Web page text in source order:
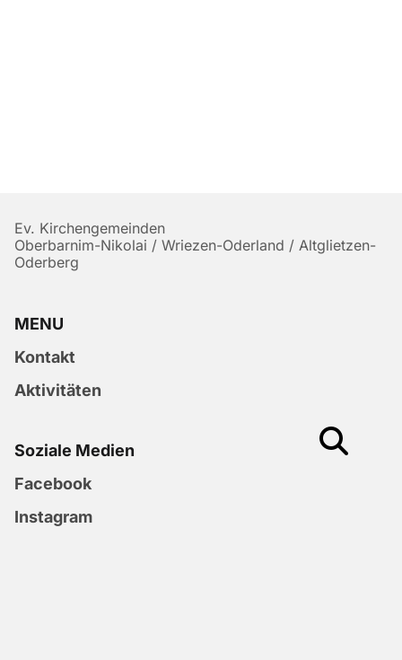
Ev. Kirchengemeinden
Oberbarnim-Nikolai / Wriezen-Oderland / Altglietzen-
Oderberg
MENU
Kontakt
Aktivitäten
Soziale Medien
Facebook
Instagram